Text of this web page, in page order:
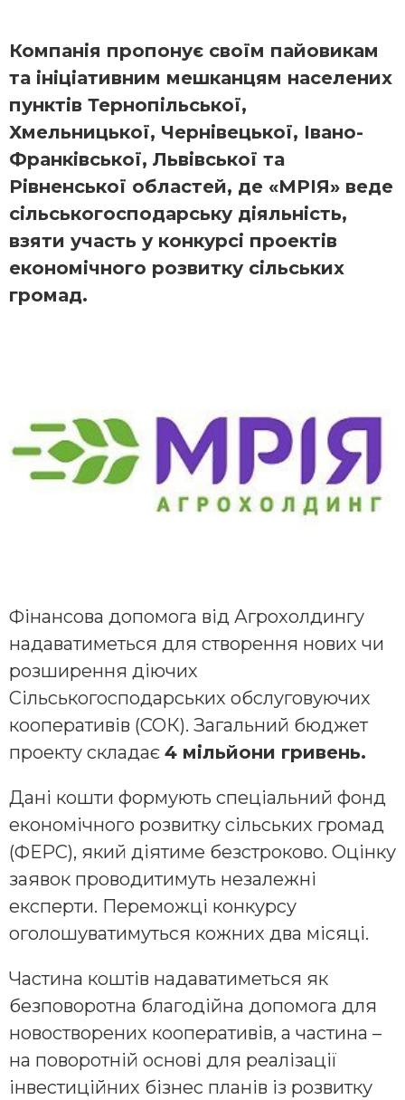
Компанія пропонує своїм пайовикам
та ініціативним мешканцям населених
пунктів Тернопільської,
Хмельницької, Чернівецької, Івано-
Франківської, Львівської та
Рівненської областей, де «МРІЯ» веде
сільськогосподарську діяльність,
взяти участь у конкурсі проектів
економічного розвитку сільських
громад.
Фінансова допомога від Агрохолдингу
надаватиметься для створення нових чи
розширення діючих
Сільськогосподарських обслуговуючих
кооперативів (СОК). Загальний бюджет
проекту складає 4 мільйони гривень.
Дані кошти формують спеціальний фонд
економічного розвитку сільських громад
(ФЕРС), який діятиме безстроково. Оцінку
заявок проводитимуть незалежні
експерти. Переможці конкурсу
оголошуватимуться кожних два місяці.
Частина коштів надаватиметься як
безповоротна благодійна допомога для
новостворених кооперативів, а частина –
на поворотній основі для реалізації
інвестиційних бізнес планів із розвитку